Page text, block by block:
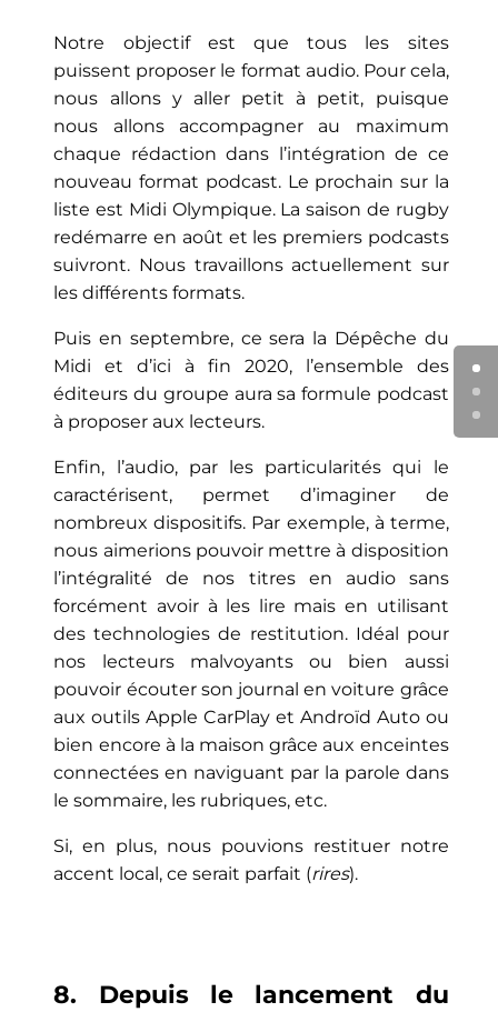
Notre objectif est que tous les sites
puissent proposer le format audio. Pour cela,
nous allons y aller petit à petit, puisque
nous allons accompagner au maximum
chaque rédaction dans l’intégration de ce
nouveau format podcast. Le prochain sur la
liste est Midi Olympique. La saison de rugby
redémarre en août et les premiers podcasts
suivront. Nous travaillons actuellement sur
les différents formats.
Puis en septembre, ce sera la Dépêche du
Midi et d’ici à fin 2020, l’ensemble des
éditeurs du groupe aura sa formule podcast
à proposer aux lecteurs.
Enfin, l’audio, par les particularités qui le
caractérisent, permet d’imaginer de
nombreux dispositifs. Par exemple, à terme,
nous aimerions pouvoir mettre à disposition
l’intégralité de nos titres en audio sans
forcément avoir à les lire mais en utilisant
des technologies de restitution. Idéal pour
nos lecteurs malvoyants ou bien aussi
pouvoir écouter son journal en voiture grâce
aux outils Apple CarPlay et Androïd Auto ou
bien encore à la maison grâce aux enceintes
connectées en naviguant par la parole dans
le sommaire, les rubriques, etc.
Si, en plus, nous pouvions restituer notre
accent local, ce serait parfait (rires).
8. Depuis le lancement du